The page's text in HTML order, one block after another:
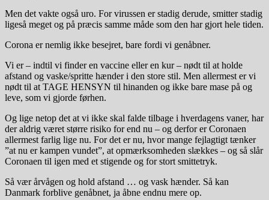
Men det vakte også uro. For virussen er stadig derude, smitter stadig
ligeså meget og på præcis samme måde som den har gjort hele tiden.
Corona er nemlig ikke besejret, bare fordi vi genåbner.
Vi er – indtil vi finder en vaccine eller en kur – nødt til at holde
afstand og vaske/spritte hænder i den store stil. Men allermest er vi
nødt til at TAGE HENSYN til hinanden og ikke bare mase på og
leve, som vi gjorde førhen.
Og lige netop det at vi ikke skal falde tilbage i hverdagens vaner, har
der aldrig været større risiko for end nu – og derfor er Coronaen
allermest farlig lige nu. For det er nu, hvor mange fejlagtigt tænker
”at nu er kampen vundet”, at opmærksomheden slækkes – og så slår
Coronaen til igen med et stigende og for stort smittetryk.
Så vær årvågen og hold afstand … og vask hænder. Så kan
Danmark forblive genåbnet, ja åbne endnu mere op.